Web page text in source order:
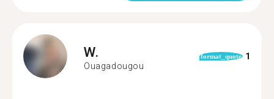
W.
Ouagadougou
format_quote 1